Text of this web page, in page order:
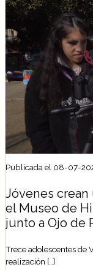
Publicada el 08-07-
Jóvenes
el Museo de
junto a Ojo de
Trece adolescentes de
realización […]